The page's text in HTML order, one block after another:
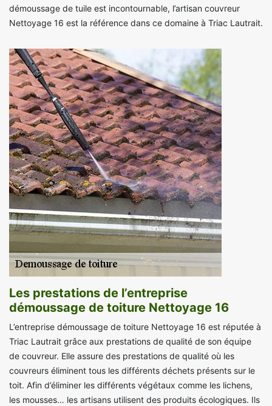
démoussage de tuile est incontournable, l’artisan couvreur
Nettoyage 16 est la référence dans ce domaine à Triac Lautrait.
Les prestations de l’entreprise
démoussage de toiture Nettoyage 16
L’entreprise démoussage de toiture Nettoyage 16 est réputée à
Triac Lautrait grâce aux prestations de qualité de son équipe
de couvreur. Elle assure des prestations de qualité où les
couvreurs éliminent tous les différents déchets présents sur le
toit. Afin d’éliminer les différents végétaux comme les lichens,
les mousses… les artisans utilisent des produits écologiques. Ils